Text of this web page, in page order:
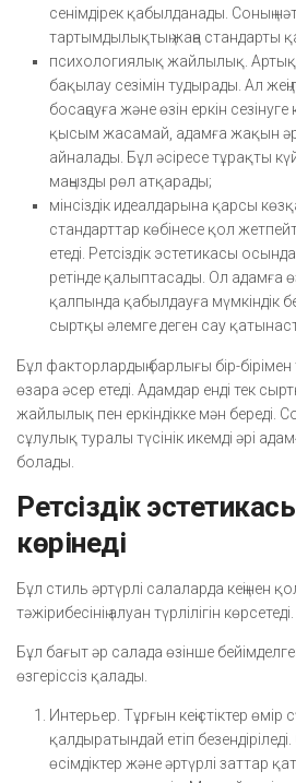
сенімдірек қабылданады. Соның
тартымдылықтың жаңа стандарты
психологиялық жайлылық. Артық
бақылау сезімін тудырады. Ал
босаңсуға және өзін еркін сезінуге
қысым жасамай, адамға жақын
айналады. Бұл әсіресе тұрақты
маңызды рөл атқарады;
мінсіздік идеалдарына қарсы
стандарттар көбінесе қол
етеді. Ретсіздік эстетикасы
ретінде қалыптасады. Ол адамға
қалпында қабылдауға мүмкіндік
сыртқы әлемге деген сау
Бұл факторлардың барлығы бір-
өзара әсер етеді. Адамдар енді тек
жайлылық пен еркіндікке мән береді.
сұлулық туралы түсінік икемді әрі
болады.
Ретсіздік
көрінеді
Бұл стиль әртүрлі салаларда кеңінен
тәжірибесінің алуан түрлілігін көрсетеді.
Бұл бағыт әр салада өзінше
өзгеріссіз қалады.
Интерьер. Тұрғын кеңістіктер өмір
қалдыратындай етіп
өсімдіктер және әртүрлі заттар